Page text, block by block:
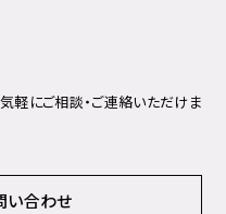
軽にご相談・ご連絡いただけま
い合わせ